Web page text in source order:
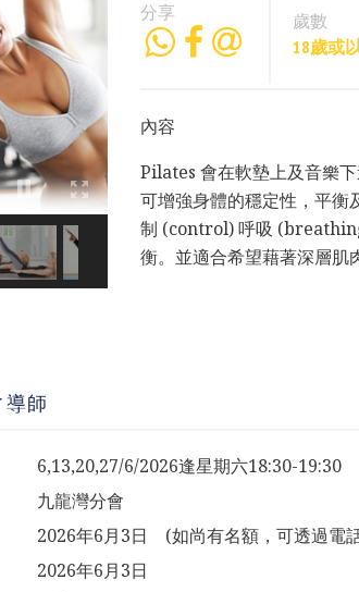
分享
歲數
18歲或
內容
Pilates 會在軟墊上及音樂
可增強身體的穩定性，平
制 (control) 呼吸
衡。並適合希望藉著深層肌
導師
6,13,20,27/6/2026逢星期六18:30-19:30
九龍灣分會
2026年6月3日 (如尚有名額，可透過電
2026年6月3日